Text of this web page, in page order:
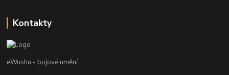
Kontakty
eWushu - bojové umění